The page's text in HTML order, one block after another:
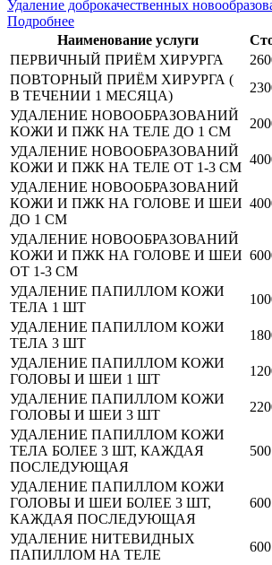
Удаление доброкачественных
Подробнее
Наименование услуги
ПЕРВИЧНЫЙ ПРИЁМ ХИРУРГА
ПОВТОРНЫЙ ПРИЁМ ХИРУРГА (
В ТЕЧЕНИИ 1 МЕСЯЦА)
УДАЛЕНИЕ НОВООБРАЗОВАНИЙ
КОЖИ И ПЖК НА ТЕЛЕ ДО 1 СМ
УДАЛЕНИЕ НОВООБРАЗОВАНИЙ
КОЖИ И ПЖК НА ТЕЛЕ ОТ 1-3 СМ
УДАЛЕНИЕ НОВООБРАЗОВАНИЙ
КОЖИ И ПЖК НА ГОЛОВЕ И ШЕИ
ДО 1 СМ
УДАЛЕНИЕ НОВООБРАЗОВАНИЙ
КОЖИ И ПЖК НА ГОЛОВЕ И ШЕИ
ОТ 1-3 СМ
УДАЛЕНИЕ ПАПИЛЛОМ КОЖИ
ТЕЛА 1 ШТ
УДАЛЕНИЕ ПАПИЛЛОМ КОЖИ
ТЕЛА 3 ШТ
УДАЛЕНИЕ ПАПИЛЛОМ КОЖИ
ГОЛОВЫ И ШЕИ 1 ШТ
УДАЛЕНИЕ ПАПИЛЛОМ КОЖИ
ГОЛОВЫ И ШЕИ 3 ШТ
УДАЛЕНИЕ ПАПИЛЛОМ КОЖИ
ТЕЛА БОЛЕЕ 3 ШТ, КАЖДАЯ
ПОСЛЕДУЮЩАЯ
УДАЛЕНИЕ ПАПИЛЛОМ КОЖИ
ГОЛОВЫ И ШЕИ БОЛЕЕ 3 ШТ,
КАЖДАЯ ПОСЛЕДУЮЩАЯ
УДАЛЕНИЕ НИТЕВИДНЫХ
ПАПИЛЛОМ НА ТЕЛЕ